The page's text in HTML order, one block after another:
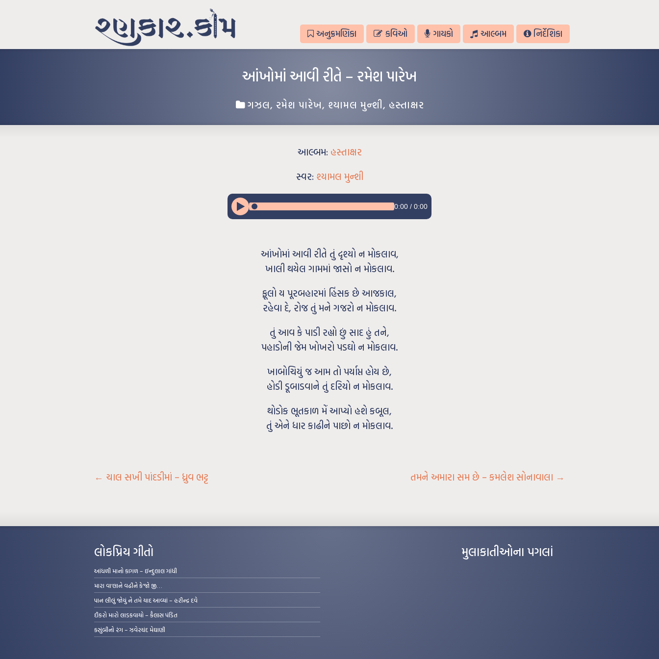
અનુક્રમણિકા કવિઓ ગાયકો આલ્બમ નિર્દેશિકા
આંખોમાં આવી રીતે – રમેશ પારેખ
ગઝલ, રમેશ પારેખ, શ્યામલ મુન્શી, હસ્તાક્ષર
આલ્બમ: હસ્તાક્ષર
સ્વર: શ્યામલ મુન્શી
0:00 / 0:00
આંખોમાં આવી રીતે તું દૃશ્યો ન મોકલાવ,
ખાલી થયેલ ગામમાં જાસો ન મોકલાવ.
ફૂલો ય પૂરબહારમાં હિંસક છે આજકાલ,
રહેવા દે, રોજ તું મને ગજરો ન મોકલાવ.
તું આવ કે પાડી રહ્યો છું સાદ હું તને,
પહાડોની જેમ ખોખરો પડઘો ન મોકલાવ.
ખાબોચિયું જ આમ તો પર્યાપ્ત હોય છે,
હોડી ડૂબાડવાને તું દરિયો ન મોકલાવ.
થોડોક ભૂતકાળ મેં આપ્યો હશે કબૂલ,
તું એને ધાર કાઢીને પાછો ન મોકલાવ.
← ચાલ સખી પાંદડીમાં – ધ્રુવ ભટ્ટ તમને અમારા સમ છે – કમલેશ સોનાવાલા →
લોકપ્રિય ગીતો
આંધળી માનો કાગળ – ઇન્દુલાલ ગાંધી
મારા વા’લાને વઢીને કે’જો જી…
પાન લીલું જોયું ને તમે યાદ આવ્યાં – હરીન્દ્ર દવે
દીકરો મારો લાડકવાયો – કૈલાસ પંડિત
કસુંબીનો રંગ – ઝવેરચંદ મેઘાણી
મુલાકાતીઓના પગલાં